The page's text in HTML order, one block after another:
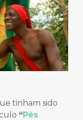
tinham sido
“Pés